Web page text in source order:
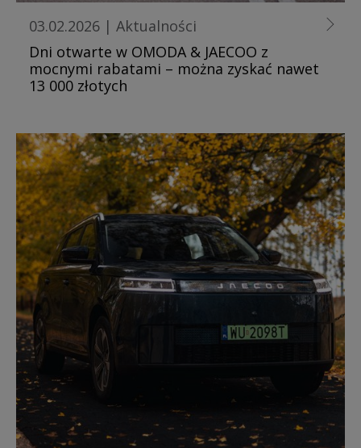
03.02.2026 | Aktualności
Dni otwarte w OMODA & JAECOO z
mocnymi rabatami – można zyskać nawet
13 000 złotych